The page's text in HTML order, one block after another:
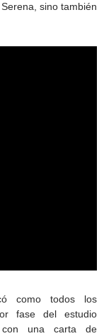
sino también
como todos los
fase del estudio
con una carta de